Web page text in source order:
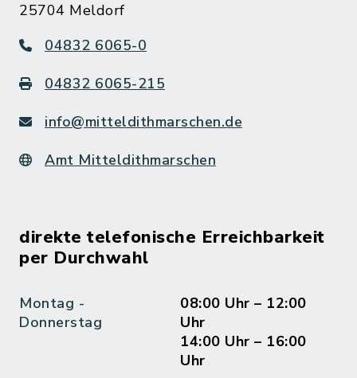
25704 Meldorf
04832 6065-0
04832 6065-215
info@mitteldithmarschen.de
Amt Mitteldithmarschen
direkte telefonische Erreichbarkeit
per Durchwahl
Montag -
Donnerstag
08:00 Uhr – 12:00
Uhr
14:00 Uhr – 16:00
Uhr